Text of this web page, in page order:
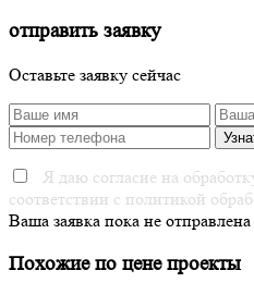
отправить заявку
Оставьте заявку сейчас
Я даю согласие на
соответствии с политикой
Ваша заявка пока не отправлена
Похожие по цене проекты